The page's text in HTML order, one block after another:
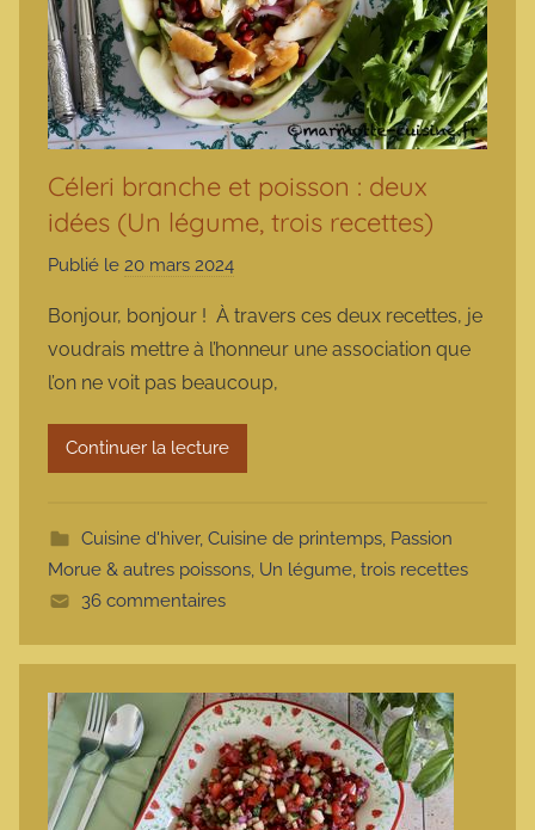
Céleri branche et poisson : deux
idées (Un légume, trois recettes)
Publié le 20 mars 2024
r
m
a
r
t
e
Bonjour, bonjour ! À travers ces deux recettes, je
voudrais mettre à l’honneur une association que
l’on ne voit pas beaucoup,
Continuer la lecture
Cuisine d'hiver, Cuisine de printemps, Passion
Morue & autres poissons, Un légume, trois recettes
36 commentaires